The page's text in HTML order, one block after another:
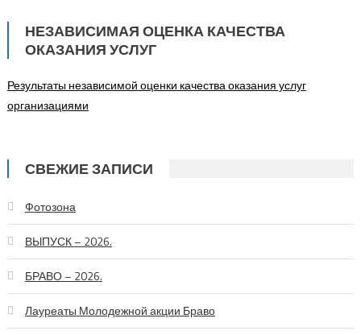
НЕЗАВИСИМАЯ ОЦЕНКА КАЧЕСТВА
ОКАЗАНИЯ УСЛУГ
Результаты независимой оценки качества оказания услуг
организациями
СВЕЖИЕ ЗАПИСИ
Фотозона
ВЫПУСК – 2026.
БРАВО – 2026.
Лауреаты Молодежной акции Браво